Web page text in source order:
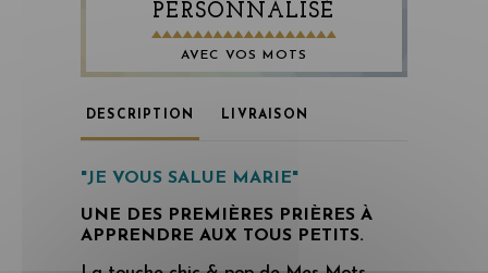
PERSONNALISÉ
AVEC VOS MOTS
DESCRIPTION LIVRAISON
"JE VOUS SALUE MARIE"
UNE DES PREMIÈRES PRIÈRES À
APPRENDRE AUX TOUS PETITS.